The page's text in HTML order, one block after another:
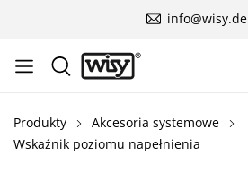
info@wisy.de
Produkty
Akcesoria systemowe
Wskaźnik poziomu napełnienia